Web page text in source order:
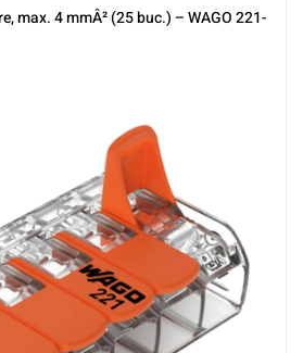
max. 4 mmÂ² (25 buc.) – WAGO 221-